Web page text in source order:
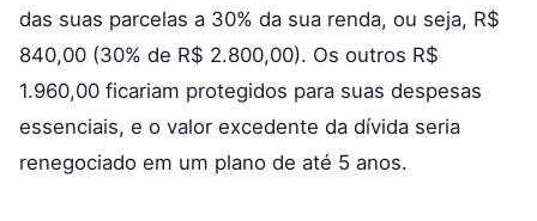
das suas parcelas a 30% da sua renda, ou seja, R$
840,00 (30% de R$ 2.800,00). Os outros R$
1.960,00 ficariam protegidos para suas despesas
essenciais, e o valor excedente da dívida seria
renegociado em um plano de até 5 anos.